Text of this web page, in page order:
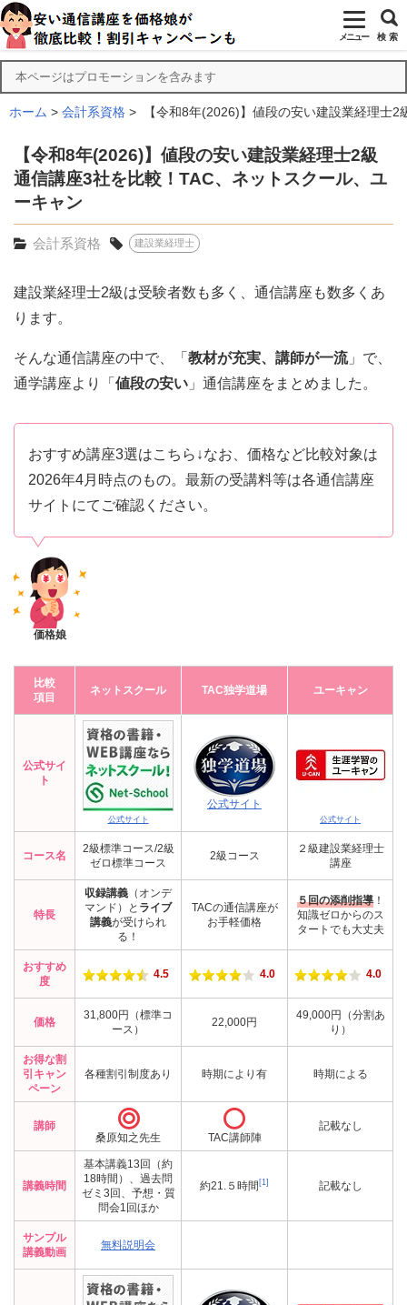
メニュー 検 索
本ページはプロモーションを含みます
ホーム 会計系資格 【令和8年(2026)】値段の安い建設業経理士
【令和8年(2026)】値段の安い建設業経理士2級
通信講座3社を比較！TAC、ネットスクール、ユ
ーキャン
会計系資格 建設業経理士
建設業経理士2級は受験者数も多く、通信講座も数多くあ
ります。
そんな通信講座の中で、「 教材が充実、講師が一流」で、
通学講座より「 値段の安い 」通信講座をまとめました。
価格娘
おすすめ講座3選はこちら↓なお、価格など比較対象は
2026年4月時点のもの。最新の受講料等は各通信講座
サイトにてご確認ください。
比較
項目
ネットスクール TAC独学道場 ユーキャン
公式サイ
ト
公式サイト
公式サイト
公式サイト
コース名
2級標準コース/2級
ゼロ標準コース
2級コース
２級建設業経理士
講座
特長
収録講義 （オンデ
マンド）と ライブ
講義が受けられ
る！
TACの通信講座が
お手軽価格
５回の添削指導！
知識ゼロからのス
タートでも大丈夫
おすすめ
度
4.5 4.0 4.0
価格
31,800円（標準コ
ース）
22,000円
49,000円（分割あ
り）
お得な割
引キャン
ペーン
各種割引制度あり 時期により有 時期による
講師 
桑原知之先生

TAC講師陣
記載なし
講義時間
基本講義13回（約
18時間）、過去問
ゼミ3回、予想・質
問会1回ほか
約21.５時間 [1] 記載なし
サンプル
講義動画
無料説明会